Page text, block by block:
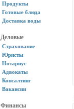
Продукты
Готовые блюда
Доставка воды
Деловые
Страхование
Юристы
Нотариус
Адвокаты
Консалтинг
Вакансии
Финансы